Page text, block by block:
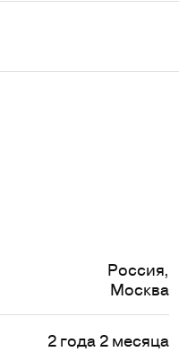
Россия,
Москва
2 года 2 месяца